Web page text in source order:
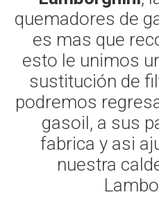
quemadores de
es mas que
esto le unimos
sustitución de
podremos
gasoil, a sus
fabrica y asi
nuestra